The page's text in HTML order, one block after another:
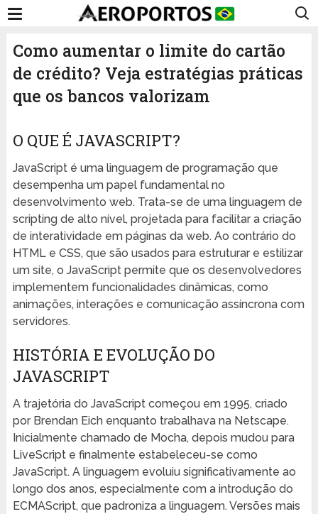
Como aumentar o limite do cartão
de crédito? Veja estratégias práticas
que os bancos valorizam
O QUE É JAVASCRIPT?
JavaScript é uma linguagem de programação que
desempenha um papel fundamental no
desenvolvimento web. Trata-se de uma linguagem de
scripting de alto nível, projetada para facilitar a criação
de interatividade em páginas da web. Ao contrário do
HTML e CSS, que são usados para estruturar e estilizar
um site, o JavaScript permite que os desenvolvedores
implementem funcionalidades dinâmicas, como
animações, interações e comunicação assíncrona com
servidores.
HISTÓRIA E EVOLUÇÃO DO
JAVASCRIPT
A trajetória do JavaScript começou em 1995, criado
por Brendan Eich enquanto trabalhava na Netscape.
Inicialmente chamado de Mocha, depois mudou para
LiveScript e finalmente estabeleceu-se como
JavaScript. A linguagem evoluiu significativamente ao
longo dos anos, especialmente com a introdução do
ECMAScript, que padroniza a linguagem. Versões mais